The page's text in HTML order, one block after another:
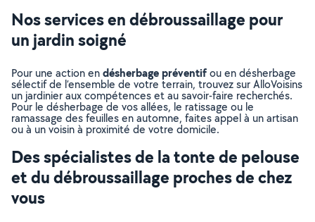
Nos services en débroussaillage pour
un jardin soigné
Pour une action endésherbage préventifou en désherbage
sélectif de l’ensemble de votre terrain, trouvez sur AlloVoisins
un jardinier aux compétences et au savoir-faire recherchés.
Pour le désherbage de vos allées, le ratissage ou le
ramassage des feuilles en automne, faites appel à un artisan
ou à un voisin à proximité de votre domicile.
Des spécialistes de la tonte de pelouse
et du débroussaillage proches de chez
vous